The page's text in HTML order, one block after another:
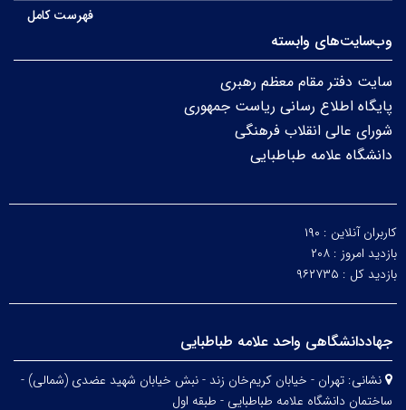
فهرست کامل
وب‌سایت‌های وابسته
سایت دفتر مقام معظم رهبری
پایگاه اطلاع رسانی ریاست جمهوری
شورای عالی انقلاب فرهنگی
دانشگاه علامه طباطبایی
کاربران آنلاین : ۱۹۰
بازدید امروز : ۲۰۸
بازدید کل : ۹۶۲۷۳۵
جهاددانشگاهی واحد علامه طباطبایی
نشانی: تهران - خیابان کریم‌خان زند - نبش خیابان شهید عضدی (شمالی) -
ساختمان دانشگاه علامه طباطبایی - طبقه اول